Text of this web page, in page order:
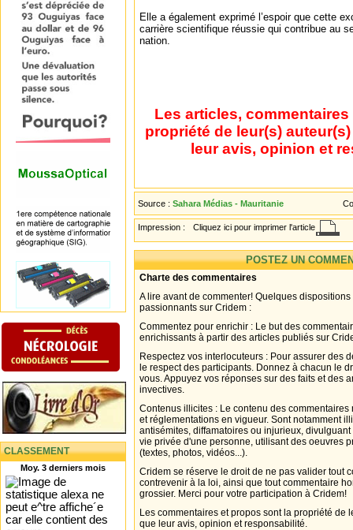
CLASSEMENT
Moy. 3 derniers mois
Elle a également exprimé l’espoir que cette
carrière scientifique réussie qui contribue au
nation.
Les articles,
propriété de leur(s)
leur avis, opinion et
Source : Sahara Médias - Mauritanie
Impression : Cliquez ici pour imprimer l'article
POSTEZ UN
Charte des commentaires
A lire avant de commenter! Quelques
passionnants sur Cridem :
Commentez pour enrichir : Le but des
enrichissants à partir des articles publiés sur
Respectez vos interlocuteurs : Pour assurer des
le respect des participants. Donnez à chacun le
vous. Appuyez vos réponses sur des faits et des
invectives.
Contenus illicites : Le contenu des
et réglementations en vigueur. Sont notamment
antisémites, diffamatoires ou injurieux,
vie privée d'une personne, utilisant des oeuvres
(textes, photos, vidéos...).
Cridem se réserve le droit de ne pas valider tout
contrevenir à la loi, ainsi que tout commentaire
grossier. Merci pour votre participation à Cridem!
Les commentaires et propos sont la propriété de
que leur avis, opinion et responsabilité.